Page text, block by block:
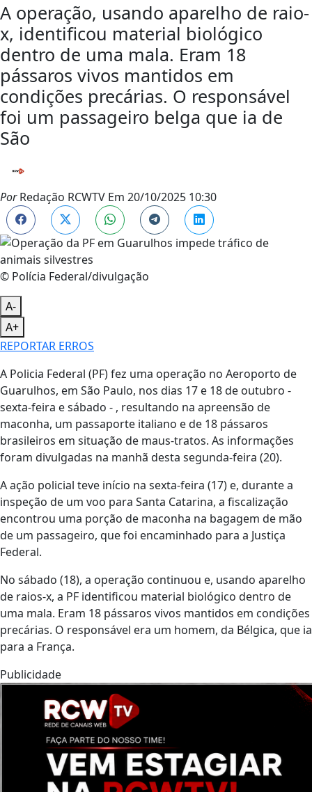
A operação, usando aparelho de raio-
x, identificou material biológico
dentro de uma mala. Eram 18
pássaros vivos mantidos em
condições precárias. O responsável
foi um passageiro belga que ia de
São
PorRedação RCWTV Em 20/10/2025 10:30
© Polícia Federal/divulgação
A-
A+
REPORTAR ERROS
A Policia Federal (PF) fez uma operação no Aeroporto de
Guarulhos, em São Paulo, nos dias 17 e 18 de outubro -
sexta-feira e sábado - , resultando na apreensão de
maconha, um passaporte italiano e de 18 pássaros
brasileiros em situação de maus-tratos. As informações
foram divulgadas na manhã desta segunda-feira (20).
A ação policial teve início na sexta-feira (17) e, durante a
inspeção de um voo para Santa Catarina, a fiscalização
encontrou uma porção de maconha na bagagem de mão
de um passageiro, que foi encaminhado para a Justiça
Federal.
No sábado (18), a operação continuou e, usando aparelho
de raios-x, a PF identificou material biológico dentro de
uma mala. Eram 18 pássaros vivos mantidos em condições
precárias. O responsável era um homem, da Bélgica, que ia
para a França.
Publicidade